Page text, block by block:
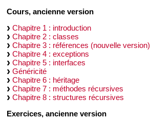
Cours, ancienne version
Chapitre 1 : introduction
Chapitre 2 : classes
Chapitre 3 : références (nouvelle version)
Chapitre 4 : exceptions
Chapitre 5 : interfaces
Généricité
Chapitre 6 : héritage
Chapitre 7 : méthodes récursives
Chapitre 8 : structures récursives
Exercices, ancienne version